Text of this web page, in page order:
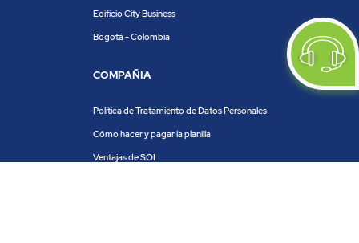
Edificio City Business
Bogotá - Colombia
COMPAÑIA
Política de Tratamiento de Datos Personales
Cómo hacer y pagar la planilla
Ventajas de SOI